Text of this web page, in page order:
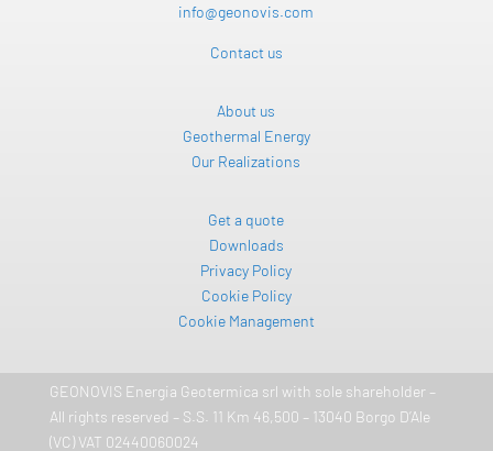
info@geonovis.com
Contact us
About us
Geothermal Energy
Our Realizations
Get a quote
Downloads
Privacy Policy
Cookie Policy
Cookie Management
GEONOVIS Energia Geotermica srl ​​with sole shareholder –
All rights reserved – S.S. 11 Km 46,500 – 13040 Borgo D’Ale
(VC) VAT 02440060024